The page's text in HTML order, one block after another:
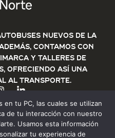
nuevos de la
contamos con
y talleres de
ofreciendo así una
al transporte.
en tu PC, las cuales se utilizan
de tu interacción con nuestro
Usamos esta información
tu experiencia de